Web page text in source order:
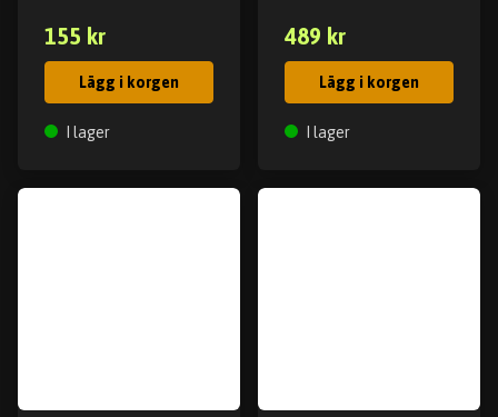
155 kr
Lägg i korgen
I lager
489 kr
Lägg i korgen
I lager